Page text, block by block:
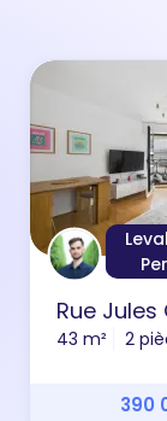
Rue
43 m² 2
390